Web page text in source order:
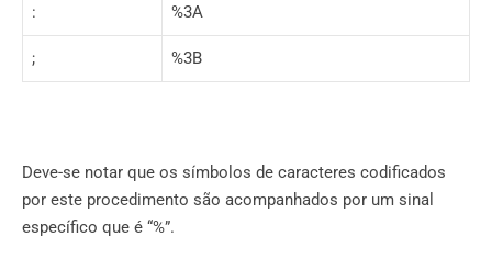
: %3A
; %3B
Deve-se notar que os símbolos de caracteres codificados
por este procedimento são acompanhados por um sinal
específico que é “%”.